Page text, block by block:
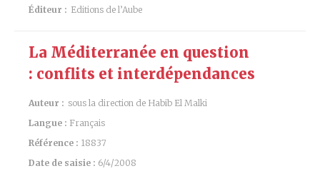
Éditeur : Editions de l’Aube
La Méditerranée en question
: conflits et interdépendances
Auteur : sous la direction de Habib El Malki
Langue : Français
Référence : 18837
Date de saisie : 6/4/2008